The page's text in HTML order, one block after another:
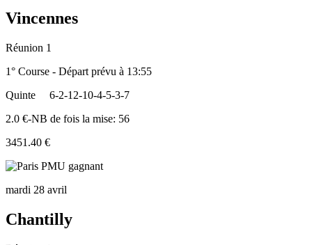
Vincennes
Réunion 1
1° Course - Départ prévu à 13:55
Quinte
6-2-12-10-4-5-3-7
2.0 €-NB de fois la mise: 56
3451.40 €
mardi 28 avril
Chantilly